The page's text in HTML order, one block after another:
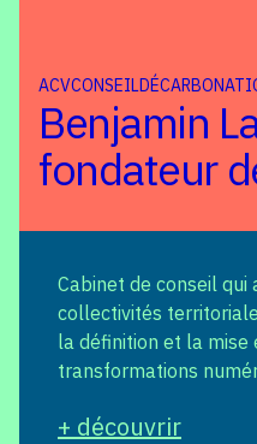
ACVCONSEIL
Benjamin
fondateur
Cabinet de conseil qui
collectivités
la définition et la
transformations
+ découvrir